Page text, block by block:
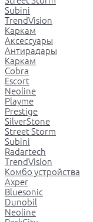
Subini
TrendVision
Каркам
Аксессуары
Антирадары
Каркам
Cobra
Escort
Neoline
Playme
Prestige
SilverStone
Street Storm
Subini
Radartech
TrendVision
Комбо устройства
Axper
Bluesonic
Dunobil
Neoline